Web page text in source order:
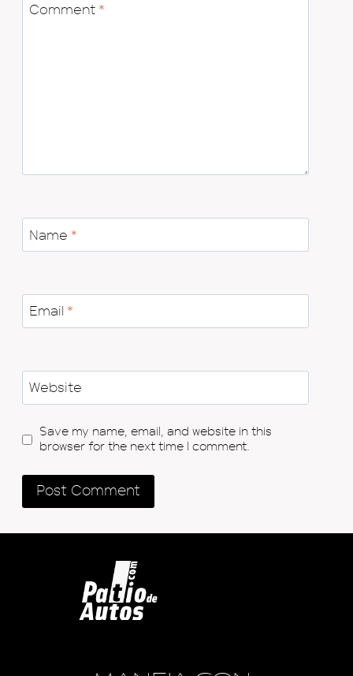
Comment *
Name *
Email *
Website
Save my name, email, and website in this
browser for the next time I comment.